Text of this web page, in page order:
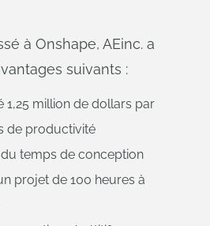
à Onshape, AEinc. a
suivants :
1,25 million de dollars par
de productivité
temps de conception
projet de 100 heures à